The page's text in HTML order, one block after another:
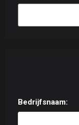
Bedrijfsnaam: